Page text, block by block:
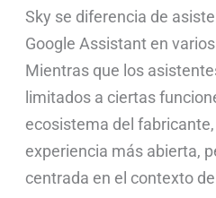
Sky se diferencia de
Google Assistant en
Mientras que los
limitados a ciertas
ecosistema del
experiencia más abierta,
centrada en el contexto